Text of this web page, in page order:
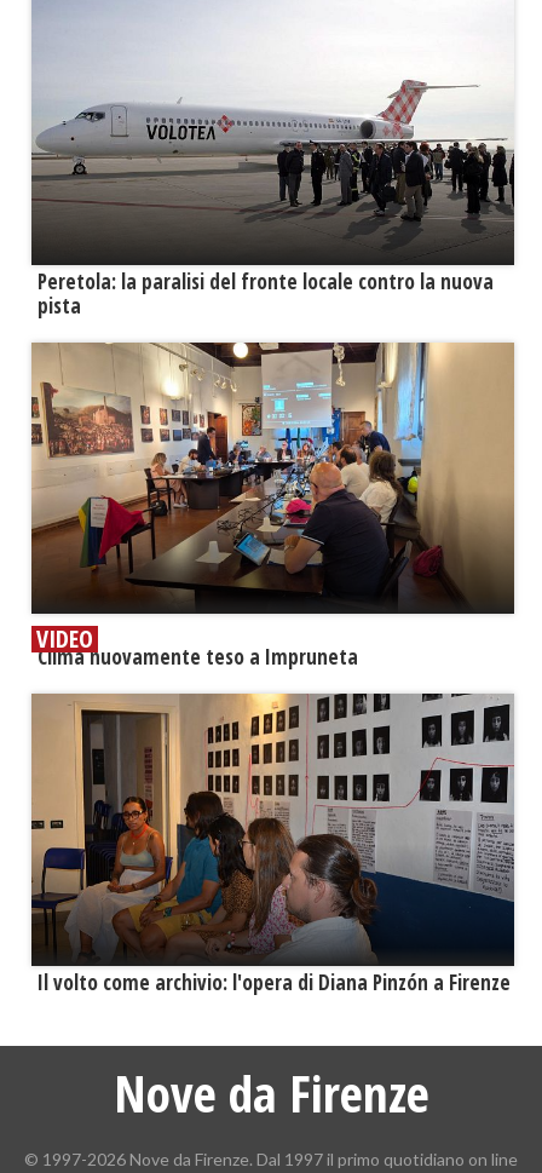
Peretola: la paralisi del fronte locale contro la nuova
pista
VIDEO
​Clima nuovamente teso a Impruneta
​Il volto come archivio: l'opera di Diana Pinzón a Firenze
Nove da Firenze
© 1997-2026 Nove da Firenze. Dal 1997 il primo quotidiano on line